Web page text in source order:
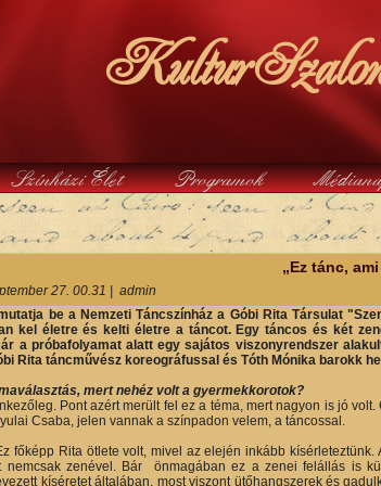
Színházi Élet Programok
„Ez tánc,
27. 00.31
admin
be a Nemzeti Táncszínház a Góbi Rita Társulat
kel életre és kelti életre a táncot. Egy táncos és két
a próbafolyamat alatt egy sajátos viszonyrendszer
Rita táncművész koreográfussal és Tóth Mónika barokk
mert nehéz volt a gyermekkorotok?
Pont azért merült fel ez a téma, mert nagyon is jó
Csaba, jelen vannak a színpadon velem, a táncossal.
főképp Rita ötlete volt, mivel az elején inkább
nemcsak zenével. Bár önmagában ez a zenei felállás is
kíséretet általában, most viszont ütőhangszerek és